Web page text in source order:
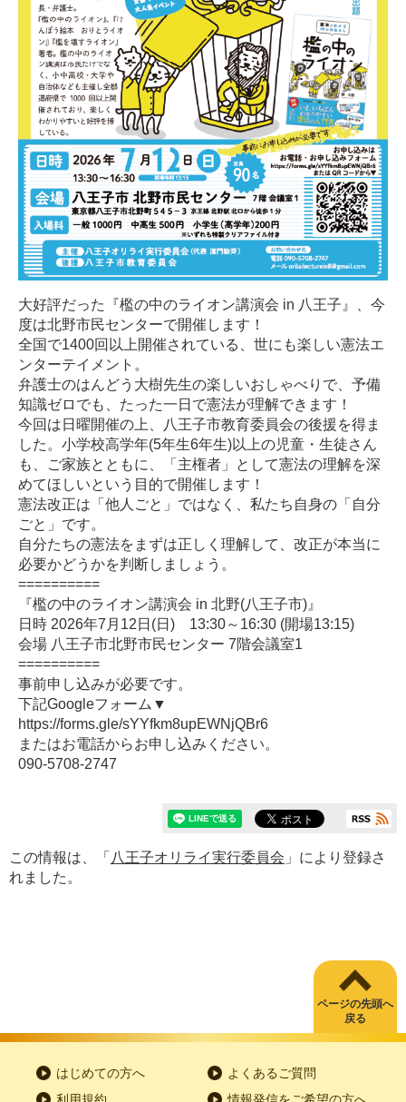
大好評だった『檻の中のライオン講演会 in 八王子』、今
度は北野市民センターで開催します！
全国で1400回以上開催されている、世にも楽しい憲法エ
ンターテイメント。
弁護士のはんどう大樹先生の楽しいおしゃべりで、予備
知識ゼロでも、たった一日で憲法が理解できます！
今回は日曜開催の上、八王子市教育委員会の後援を得ま
した。小学校高学年(5年生6年生)以上の児童・生徒さん
も、ご家族とともに、「主権者」として憲法の理解を深
めてほしいという目的で開催します！
憲法改正は「他人ごと」ではなく、私たち自身の「自分
ごと」です。
自分たちの憲法をまずは正しく理解して、改正が本当に
必要かどうかを判断しましょう。
==========
『檻の中のライオン講演会 in 北野(八王子市)』
日時 2026年7月12日(日) 13:30～16:30 (開場13:15)
会場 八王子市北野市民センター 7階会議室1
==========
事前申し込みが必要です。
下記Googleフォーム▼
https://forms.gle/sYYfkm8upEWNjQBr6
またはお電話からお申し込みください。
090-5708-2747
この情報は、「 八王子オリライ実行委員会 」により登録さ
れました。
ページの先頭へ
戻る
はじめての方へ
よくあるご質問